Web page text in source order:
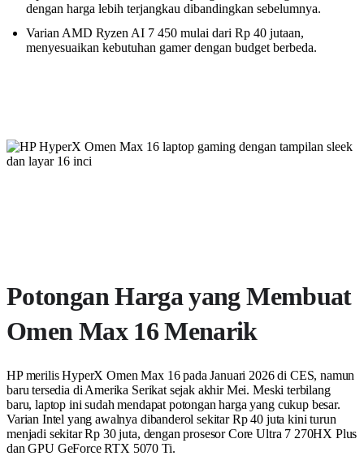
dengan harga lebih terjangkau dibandingkan sebelumnya.
Varian AMD Ryzen AI 7 450 mulai dari Rp 40 jutaan,
menyesuaikan kebutuhan gamer dengan budget berbeda.
Potongan Harga yang Membuat
Omen Max 16 Menarik
HP merilis HyperX Omen Max 16 pada Januari 2026 di CES, namun
baru tersedia di Amerika Serikat sejak akhir Mei. Meski terbilang
baru, laptop ini sudah mendapat potongan harga yang cukup besar.
Varian Intel yang awalnya dibanderol sekitar Rp 40 juta kini turun
menjadi sekitar Rp 30 juta, dengan prosesor Core Ultra 7 270HX Plus
dan GPU GeForce RTX 5070 Ti.